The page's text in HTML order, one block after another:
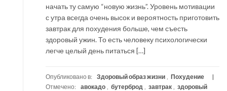
начать ту самую “новую жизнь”. Уровень мотивации
с утра всегда очень высок и вероятность приготовить
завтрак для похудения больше, чем съесть
здоровый ужин. То есть человеку психологически
легче целый день питаться […]
Опубликовано в: Здоровый образ жизни
Похудение
Отмечено:
авокадо бутерброд завтрак
здоровый